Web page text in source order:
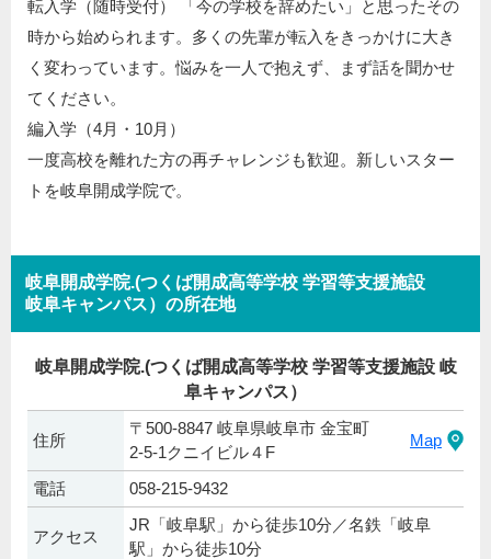
転入学（随時受付） 「今の学校を辞めたい」と思ったその
時から始められます。多くの先輩が転入をきっかけに大き
く変わっています。悩みを一人で抱えず、まず話を聞かせ
てください。
編入学（4月・10月）
一度高校を離れた方の再チャレンジも歓迎。新しいスター
トを岐阜開成学院で。
岐阜開成学院.(つくば開成高等学校 学習等支援施設
岐阜キャンパス）の所在地
岐阜開成学院.(つくば開成高等学校 学習等支援施設 岐
阜キャンパス）
住所
〒500-8847 岐阜県岐阜市 金宝町
2-5-1クニイビル４F
Map
電話 058-215-9432
アクセス
JR「岐阜駅」から徒歩10分／名鉄「岐阜
駅」から徒歩10分